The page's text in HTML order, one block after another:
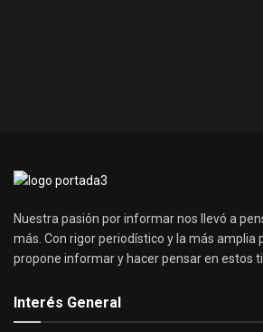
Nuestra pasión por informar nos llevó a
más. Con rigor periodístico y la más amplia
propone informar y hacer pensar en estos
Interés General